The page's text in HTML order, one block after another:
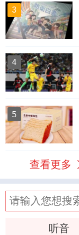
3
4
5
查看更多
听音